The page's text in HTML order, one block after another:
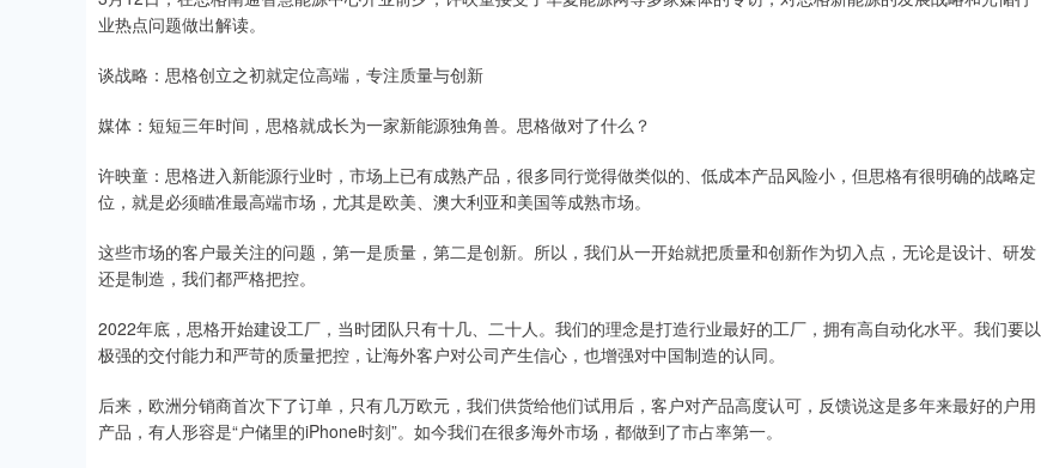
业热点问题做出解读。
谈战略：思格创立之初就定位高端，专注质量与创新
媒体：短短三年时间，思格就成长为一家新能源独角兽。思格做对了什么？
许映童：思格进入新能源行业时，市场上已有成熟产品，很多同行觉得做类似的、低成本产品风险小，但思格有很明确的战略定
位，就是必须瞄准最高端市场，尤其是欧美、澳大利亚和美国等成熟市场。
这些市场的客户最关注的问题，第一是质量，第二是创新。所以，我们从一开始就把质量和创新作为切入点，无论是设计、研发
还是制造，我们都严格把控。
2022年底，思格开始建设工厂，当时团队只有十几、二十人。我们的理念是打造行业最好的工厂，拥有高自动化水平。我们要以
极强的交付能力和严苛的质量把控，让海外客户对公司产生信心，也增强对中国制造的认同。
后来，欧洲分销商首次下了订单，只有几万欧元，我们供货给他们试用后，客户对产品高度认可，反馈说这是多年来最好的户用
产品，有人形容是“户储里的iPhone时刻”。如今我们在很多海外市场，都做到了市占率第一。